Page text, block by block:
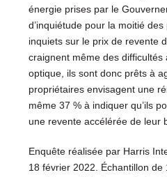
énergie prises par le
d’inquiétude pour la moitié
inquiets sur le prix de revente
craignent même des
optique, ils sont donc prêts à
propriétaires envisagent une
même 37 % à indiquer qu’ils
une revente accélérée de leur
Enquête réalisée par Harris
18 février 2022. Échantillon de